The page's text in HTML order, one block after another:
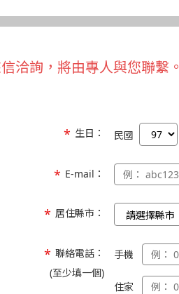
洽詢，將由專人與您聯繫。
生日： 民國
E-mail：
居住縣市：
聯絡電話：
(至少填一個)
手機
住家